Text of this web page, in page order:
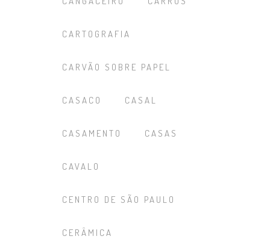
CARTOGRAFIA
CARVÃO SOBRE PAPEL
CASACO CASAL
CASAMENTO CASAS
CAVALO
CENTRO DE SÃO PAULO
CERÂMICA